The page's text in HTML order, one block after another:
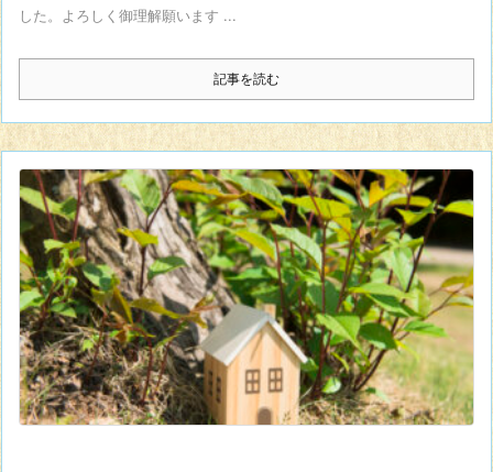
した。よろしく御理解願います ...
記事を読む